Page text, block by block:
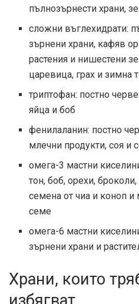
пълнозърнести храни,
сложни въглехидрати:
зърнени храни, кафяв
растения и нишестени
царевица, грах и зимна
триптофан: постно
яйца и боб
фенилаланин: постно
млечни продукти, соя и
омега-3 мастни
тон, боб, орехи,
семена от чиа и коноп и
семе
омега-6 мастни
зърнени храни и
Храни, които